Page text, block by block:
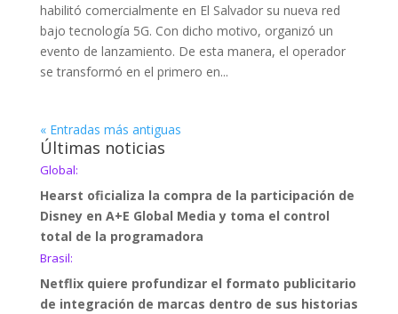
habilitó comercialmente en El Salvador su nueva red
bajo tecnología 5G. Con dicho motivo, organizó un
evento de lanzamiento. De esta manera, el operador
se transformó en el primero en...
« Entradas más antiguas
Últimas noticias
Global:
Hearst oficializa la compra de la participación de
Disney en A+E Global Media y toma el control
total de la programadora
Brasil:
Netflix quiere profundizar el formato publicitario
de integración de marcas dentro de sus historias